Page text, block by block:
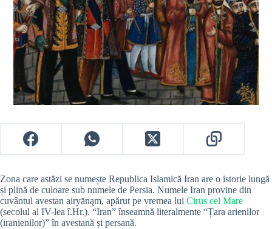
Zona care astăzi se numește Republica Islamică Iran are o istorie lungă
și plină de culoare sub numele de Persia. Numele Iran provine din
cuvântul avestan airyānąm, apărut pe vremea lui Cirus cel Mare
(secolul al IV-lea î.Hr.). “Iran” înseamnă literalmente “Țara arienilor
(iranienilor)” în avestană și persană.